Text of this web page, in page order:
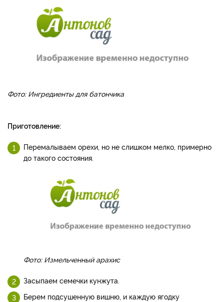
Фото: Ингредиенты для батончика
Приготовление:
Перемалываем орехи, но не слишком мелко, примерно
до такого состояния.
Фото: Измельченный арахис
Засыпаем семечки кунжута.
Берем подсушенную вишню, и каждую ягодку